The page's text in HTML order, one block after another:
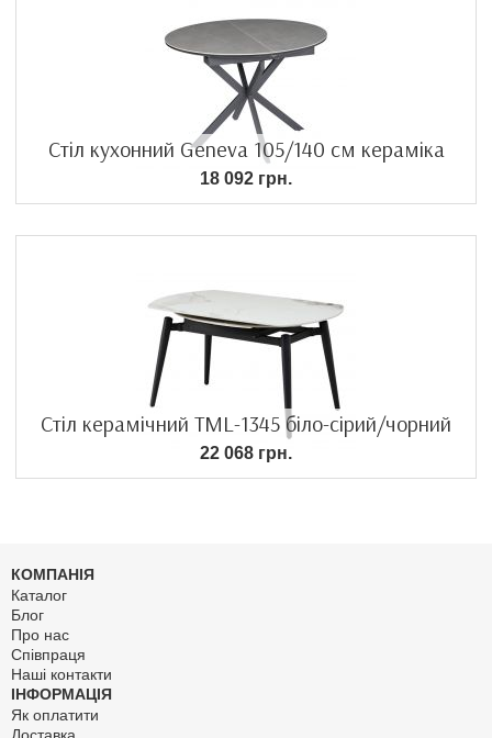
Стіл кухонний Geneva 105/140 см кераміка
18 092 грн.
Стіл керамічний TML-1345 біло-сірий/чорний
22 068 грн.
КОМПАНІЯ
Каталог
Блог
Про нас
Співпраця
Наші контакти
ІНФОРМАЦІЯ
Як оплатити